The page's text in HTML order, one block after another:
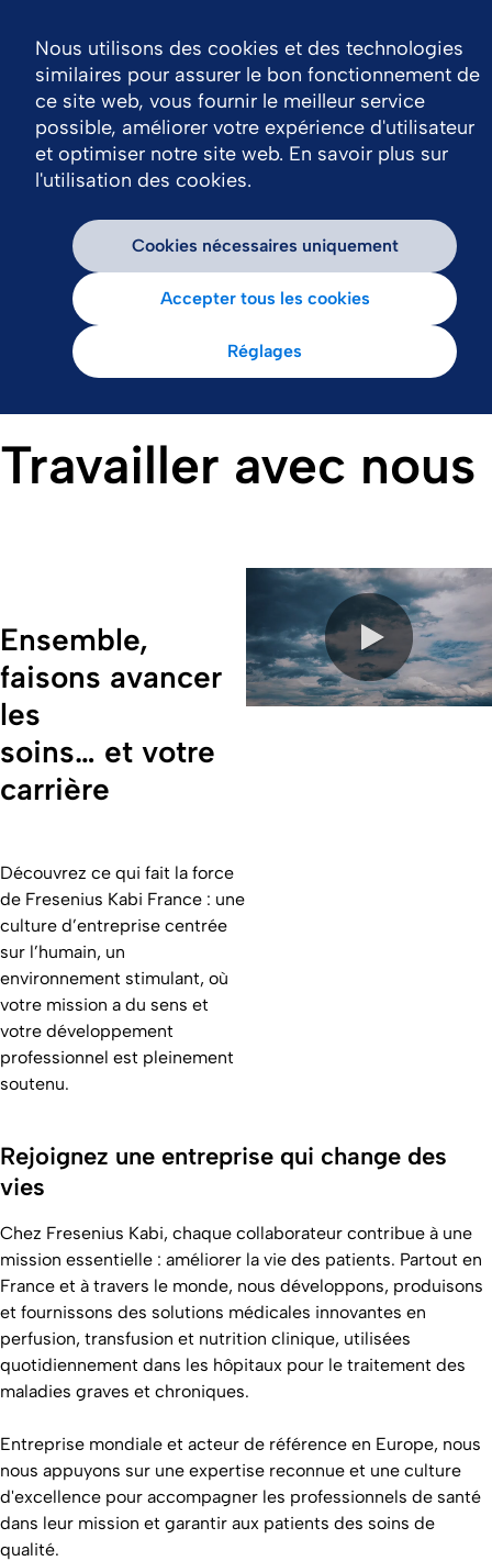
Travailler avec nous
Ensemble,
faisons avancer
les
soins… et votre
carrière
Découvrez ce qui fait la force
de Fresenius Kabi France : une
culture d’entreprise centrée
sur l’humain, un
environnement stimulant, où
votre mission a du sens et
votre développement
professionnel est pleinement
soutenu.
0:00 / 2:24
Rejoignez une entreprise qui change des
vies
Chez Fresenius Kabi, chaque collaborateur contribue à une
mission essentielle : améliorer la vie des patients. Partout en
France et à travers le monde, nous développons, produisons
et fournissons des solutions médicales innovantes en
perfusion, transfusion et nutrition clinique, utilisées
quotidiennement dans les hôpitaux pour le traitement des
maladies graves et chroniques.
Entreprise mondiale et acteur de référence en Europe, nous
nous appuyons sur une expertise reconnue et une culture
d'excellence pour accompagner les professionnels de santé
dans leur mission et garantir aux patients des soins de
qualité.
Nous utilisons des cookies et des technologies
similaires pour assurer le bon fonctionnement de
ce site web, vous fournir le meilleur service
possible, améliorer votre expérience d'utilisateur
et optimiser notre site web. En savoir plus sur
l'utilisation des cookies.
Cookies nécessaires uniquement
Accepter tous les cookies
Réglages